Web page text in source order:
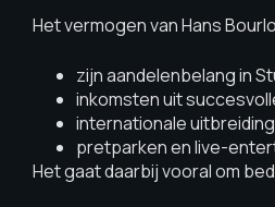
Het vermogen van Hans
zijn aandelenbelang in
inkomsten uit
internationale
pretparken en live-
Het gaat daarbij vooral om